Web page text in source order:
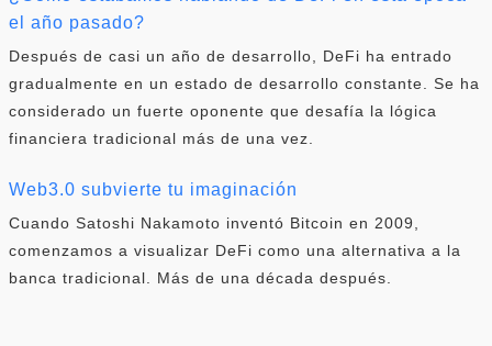
el año pasado?
Después de casi un año de desarrollo, DeFi ha entrado
gradualmente en un estado de desarrollo constante. Se ha
considerado un fuerte oponente que desafía la lógica
financiera tradicional más de una vez.
Web3.0 subvierte tu imaginación
Cuando Satoshi Nakamoto inventó Bitcoin en 2009,
comenzamos a visualizar DeFi como una alternativa a la
banca tradicional. Más de una década después.